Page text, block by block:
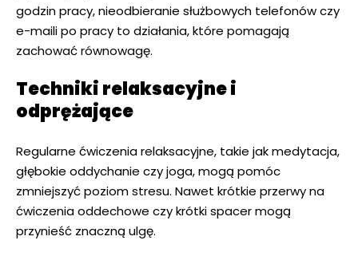
godzin pracy, nieodbieranie służbowych telefonów czy
e-maili po pracy to działania, które pomagają
zachować równowagę.
Techniki relaksacyjne i
odprężające
Regularne ćwiczenia relaksacyjne, takie jak medytacja,
głębokie oddychanie czy joga, mogą pomóc
zmniejszyć poziom stresu. Nawet krótkie przerwy na
ćwiczenia oddechowe czy krótki spacer mogą
przynieść znaczną ulgę.